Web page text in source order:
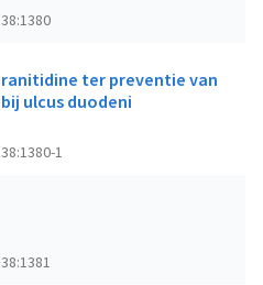
ter preventie van
ulcus duodeni
1